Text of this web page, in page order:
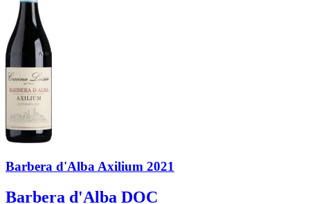
Barbera d'Alba Axilium 2021
Barbera d'Alba DOC